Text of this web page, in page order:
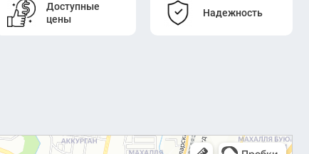
Доступные
цены
Надежность